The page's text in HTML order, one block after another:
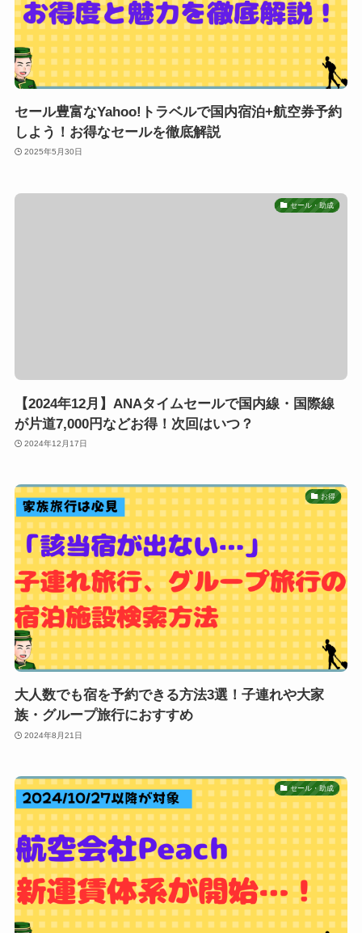
セール豊富なYahoo!トラベルで国内宿泊+航空券予約
しよう！お得なセールを徹底解説
2025年5月30日
セール・助成
【2024年12月】ANAタイムセールで国内線・国際線
が片道7,000円などお得！次回はいつ？
2024年12月17日
お得
大人数でも宿を予約できる方法3選！子連れや大家
族・グループ旅行におすすめ
2024年8月21日
セール・助成